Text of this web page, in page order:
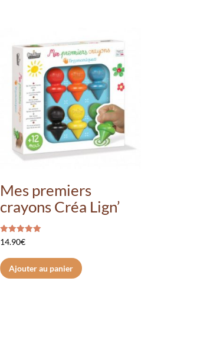
Mes premiers
crayons Créa Lign’
Note
5.00
14.90€
Ajouter au panier